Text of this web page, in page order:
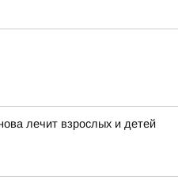
лечит взрослых и детей